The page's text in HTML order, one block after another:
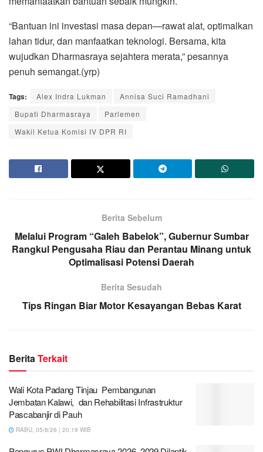
“Bantuan ini investasi masa depan—rawat alat, optimalkan
lahan tidur, dan manfaatkan teknologi. Bersama, kita
wujudkan Dharmasraya sejahtera merata,” pesannya
penuh semangat.(yrp)
Tags: Alex Indra Lukman
Annisa Suci Ramadhani
Bupati Dharmasraya
Parlemen
Wakil Ketua Komisi IV DPR RI
Berita Sebelum
Melalui Program “Galeh Babelok”, Gubernur Sumbar
Rangkul Pengusaha Riau dan Perantau Minang untuk
Optimalisasi Potensi Daerah
Berita Sesudah
Tips Ringan Biar Motor Kesayangan Bebas Karat
BeritaTerkait
Wali Kota Padang Tinjau Pembangunan
Jembatan Kalawi, dan Rehabilitasi Infrastruktur
Pascabanjir di Pauh
RABU, 05/8/26 | 20:19 WIB